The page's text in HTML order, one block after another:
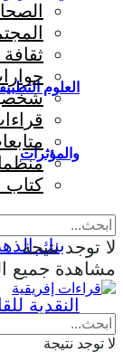
العلوم
والمؤثرات
كتاب
لا توجد نتيجة
مشاهدة جميع
لا توجد نتيجة